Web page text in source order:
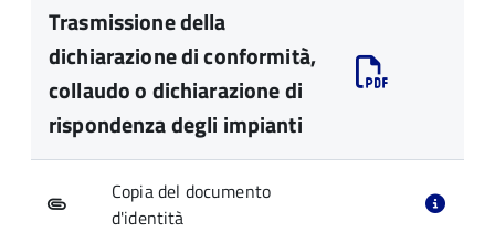
Trasmissione della
dichiarazione di conformità,
collaudo o dichiarazione di
rispondenza degli impianti
Copia del documento
d'identità